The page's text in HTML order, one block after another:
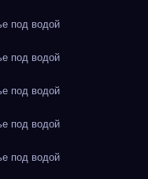
под водой
под водой
под водой
под водой
под водой